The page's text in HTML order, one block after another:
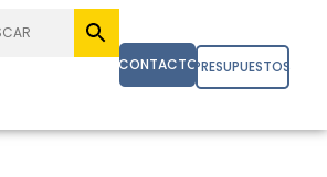
CONTACTOPRESUPUESTOS